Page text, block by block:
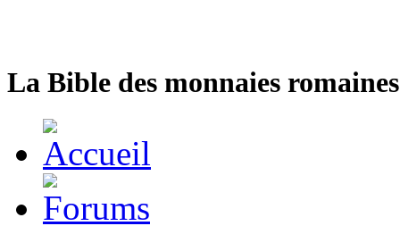
La Bible des monnaies